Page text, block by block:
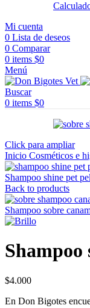
Mi cuenta
0 Lista de deseos
0 Comparar
0 items $0
Menú
Buscar
0 items $0
Click para ampliar
Inicio Cosméticos e
Shampoo shine pet
Back to products
Shampoo sobre
Shampoo
$4.000
En Don Bigotes